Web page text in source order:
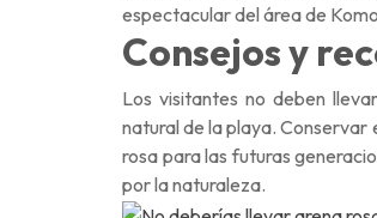
espectacular del área de
Consejos y
Los visitantes no deben
natural de la playa. Conservar
rosa para las futuras
por la naturaleza.